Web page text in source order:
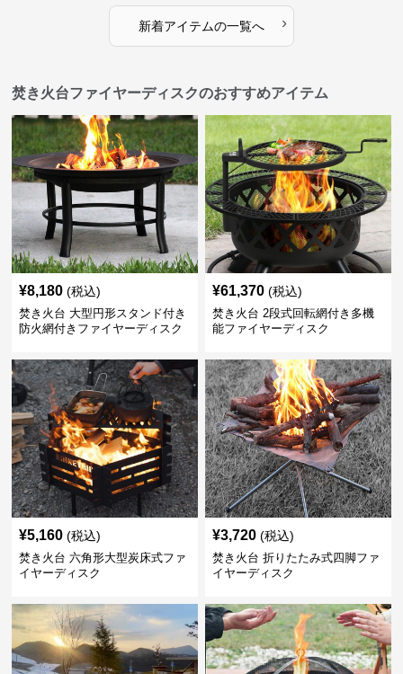
新着アイテムの一覧へ ›
焚き火台ファイヤーディスクのおすすめアイテム
¥8,180 (税込)
焚き火台 大型円形スタンド付き
防火網付きファイヤーディスク
¥61,370 (税込)
焚き火台 2段式回転網付き多機
能ファイヤーディスク
¥5,160 (税込)
焚き火台 六角形大型炭床式ファ
イヤーディスク
¥3,720 (税込)
焚き火台 折りたたみ式四脚ファ
イヤーディスク